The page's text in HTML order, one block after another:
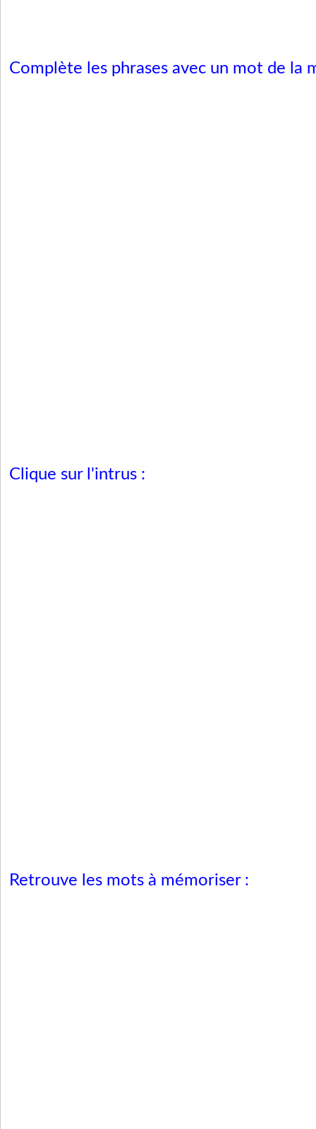
Complète les phrases avec un mot de la
Clique sur l'intrus :
Retrouve les mots à mémoriser :